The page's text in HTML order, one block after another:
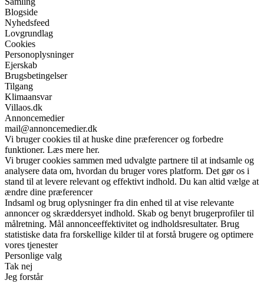
Blogside
Nyhedsfeed
Lovgrundlag
Cookies
Personoplysninger
Ejerskab
Brugsbetingelser
Tilgang
Klimaansvar
Villaos.dk
Annoncemedier
mail@annoncemedier.dk
Vi bruger cookies til at huske dine præferencer og forbedre
funktioner. Læs mere her.
Vi bruger cookies sammen med udvalgte partnere til at indsamle og
analysere data om, hvordan du bruger vores platform. Det gør os i
stand til at levere relevant og effektivt indhold. Du kan altid vælge at
ændre dine præferencer
Indsaml og brug oplysninger fra din enhed til at vise relevante
annoncer og skræddersyet indhold. Skab og benyt brugerprofiler til
målretning. Mål annonceeffektivitet og indholdsresultater. Brug
statistiske data fra forskellige kilder til at forstå brugere og optimere
vores tjenester
Personlige valg
Tak nej
Jeg forstår